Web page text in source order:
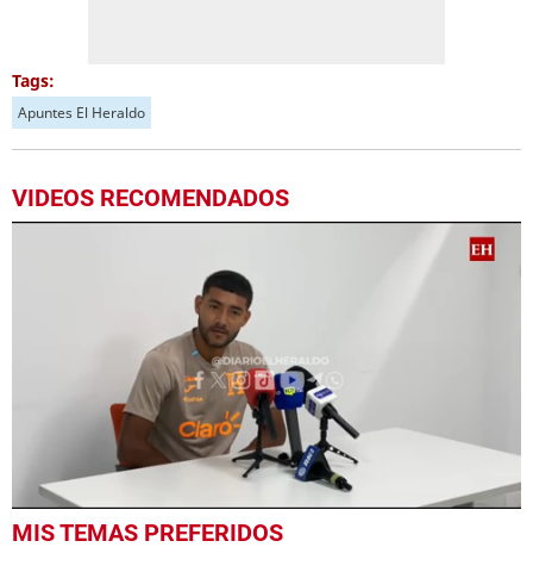
Tags:
Apuntes El Heraldo
VIDEOS RECOMENDADOS
seconds
MIS TEMAS PREFERIDOS